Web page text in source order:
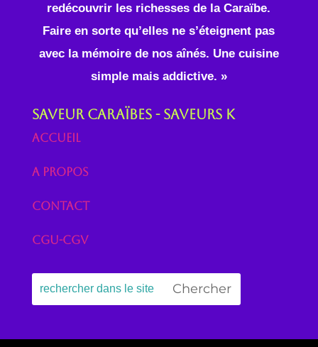
redécouvrir les richesses de la Caraïbe.
Faire en sorte qu’elles ne s’éteignent pas
avec la mémoire de nos aînés. Une cuisine
simple mais addictive. »
Saveur Caraïbes - Saveurs K
Accueil
A propos
Contact
CGU-CGV